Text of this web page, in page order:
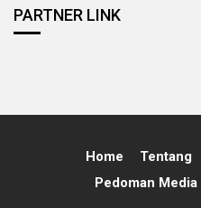
PARTNER LINK
Home Tentang
Pedoman